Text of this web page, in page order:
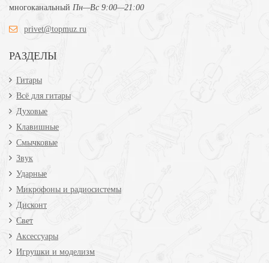
многоканальный Пн—Вс 9:00—21:00
privet@topmuz.ru
РАЗДЕЛЫ
Гитары
Всё для гитары
Духовые
Клавишные
Смычковые
Звук
Ударные
Микрофоны и радиосистемы
Дисконт
Свет
Аксессуары
Игрушки и моделизм